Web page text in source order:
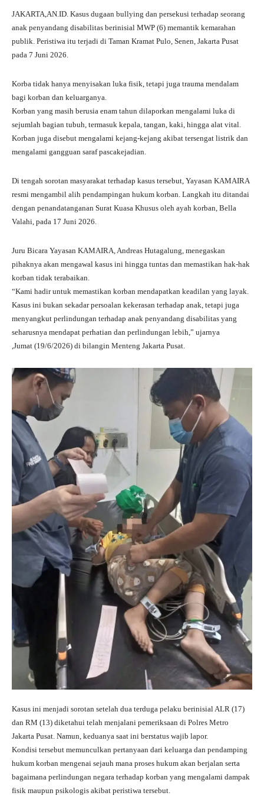
ts
A
pp
gr
a
m
bo
ok
tte
r
re
JAKARTA,AN.ID. Kasus dugaan bullying dan persekusi terhadap seorang
anak penyandang disabilitas berinisial MWP (6) memantik kemarahan
publik. Peristiwa itu terjadi di Taman Kramat Pulo, Senen, Jakarta Pusat
pada 7 Juni 2026.
Korba tidak hanya menyisakan luka fisik, tetapi juga trauma mendalam
bagi korban dan keluarganya.
Korban yang masih berusia enam tahun dilaporkan mengalami luka di
sejumlah bagian tubuh, termasuk kepala, tangan, kaki, hingga alat vital.
Korban juga disebut mengalami kejang-kejang akibat tersengat listrik dan
mengalami gangguan saraf pascakejadian.
Di tengah sorotan masyarakat terhadap kasus tersebut, Yayasan KAMAIRA
resmi mengambil alih pendampingan hukum korban. Langkah itu ditandai
dengan penandatanganan Surat Kuasa Khusus oleh ayah korban, Bella
Valahi, pada 17 Juni 2026.
Juru Bicara Yayasan KAMAIRA, Andreas Hutagalung, menegaskan
pihaknya akan mengawal kasus ini hingga tuntas dan memastikan hak-hak
korban tidak terabaikan.
“Kami hadir untuk memastikan korban mendapatkan keadilan yang layak.
Kasus ini bukan sekadar persoalan kekerasan terhadap anak, tetapi juga
menyangkut perlindungan terhadap anak penyandang disabilitas yang
seharusnya mendapat perhatian dan perlindungan lebih,” ujarnya
,Jumat (19/6/2026) di bilangin Menteng Jakarta Pusat.
Kasus ini menjadi sorotan setelah dua terduga pelaku berinisial ALR (17)
dan RM (13) diketahui telah menjalani pemeriksaan di Polres Metro
Jakarta Pusat. Namun, keduanya saat ini berstatus wajib lapor.
Kondisi tersebut memunculkan pertanyaan dari keluarga dan pendamping
hukum korban mengenai sejauh mana proses hukum akan berjalan serta
bagaimana perlindungan negara terhadap korban yang mengalami dampak
fisik maupun psikologis akibat peristiwa tersebut.